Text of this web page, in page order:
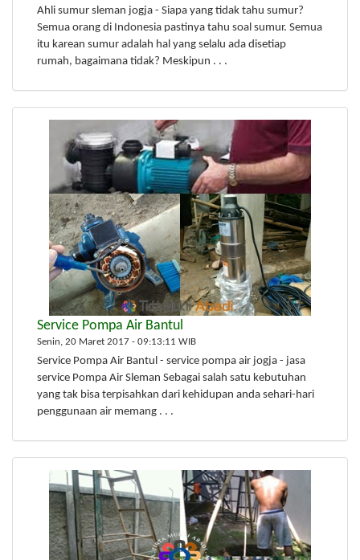
Ahli sumur sleman jogja - Siapa yang tidak tahu sumur?
Semua orang di Indonesia pastinya tahu soal sumur. Semua
itu karean sumur adalah hal yang selalu ada disetiap
rumah, bagaimana tidak? Meskipun . . .
Service Pompa Air Bantul
Senin, 20 Maret 2017 - 09:13:11 WIB
Service Pompa Air Bantul - service pompa air jogja - jasa
service Pompa Air Sleman Sebagai salah satu kebutuhan
yang tak bisa terpisahkan dari kehidupan anda sehari-hari
penggunaan air memang . . .